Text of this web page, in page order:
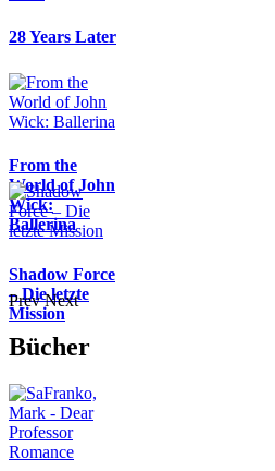
28 Years Later
From the
World of John
Wick:
Ballerina
Shadow Force
– Die letzte
Mission
Prev Next
Bücher